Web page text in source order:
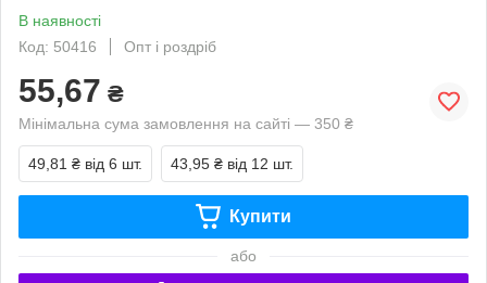
В наявності
Код: 50416
Опт і роздріб
55,67 ₴
Мінімальна сума замовлення на сайті — 350 ₴
49,81 ₴ від 6 шт. 43,95 ₴ від 12 шт.
Купити
або